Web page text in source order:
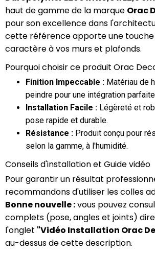
haut de gamme de la marque Orac
pour son excellence dans
cette référence apporte une
caractère à vos murs et plafonds.
Pourquoi choisir ce produit Orac
Finition Impeccable : Matériau de
peindre pour une intégration
Installation Facile : Légèreté et
pose rapide et durable.
Résistance : Produit conçu pour
selon la gamme, à l'humidité.
Conseils d'installation et Guide vidéo
Pour garantir un résultat
recommandons d'utiliser les colles
Bonne nouvelle :vous pouvez
complets (pose, angles et joints)
l'onglet "Vidéo Installation Orac
au-dessus de cette description.